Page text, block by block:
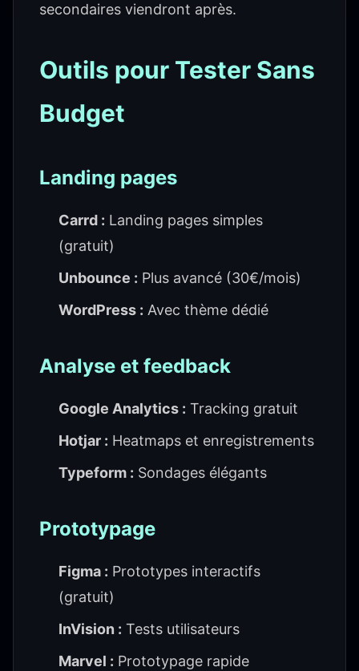
secondaires viendront après.
Outils pour Tester Sans
Budget
Landing pages
Carrd : Landing pages simples
(gratuit)
Unbounce : Plus avancé (30€/mois)
WordPress : Avec thème dédié
Analyse et feedback
Google Analytics : Tracking gratuit
Hotjar : Heatmaps et enregistrements
Typeform : Sondages élégants
Prototypage
Figma : Prototypes interactifs
(gratuit)
InVision : Tests utilisateurs
Marvel : Prototypage rapide